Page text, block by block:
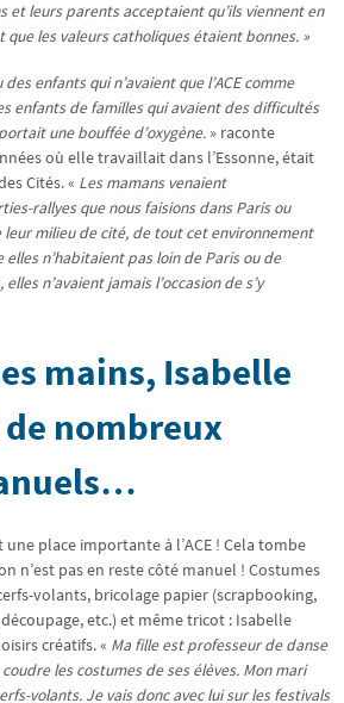
et leurs parents acceptaient qu’ils viennent en
que les valeurs catholiques étaient bonnes. »
des enfants qui n’avaient que l’ACE comme
enfants de familles qui avaient des difficultés
une bouffée d’oxygène. » raconte
où elle travaillait dans l’Essonne, était
Cités. « Les mamans venaient
rallyes que nous faisions dans Paris ou
leur milieu de cité, de tout cet environnement
elles n’habitaient pas loin de Paris ou de
n’avaient jamais l’occasion de s’y
mains, Isabelle
de nombreux
place importante à l’ACE ! Cela tombe
n’est pas en reste côté manuel ! Costumes
volants, bricolage papier (scrapbooking,
etc.) et même tricot : Isabelle
créatifs. « Ma fille est professeur de danse
les costumes de ses élèves. Mon mari
volants. Je vais donc avec lui sur les festivals